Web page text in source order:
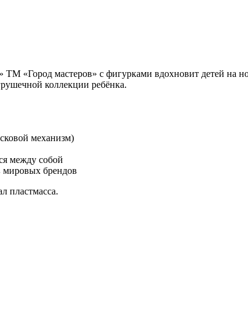
«Город мастеров» с фигурками вдохновит детей на
коллекции ребёнка.
механизм)
между собой
мировых брендов
пластмасса.